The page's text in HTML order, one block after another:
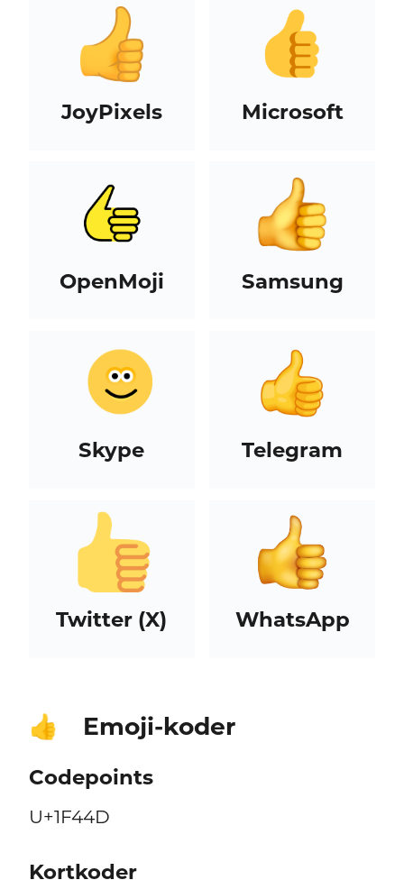
JoyPixels Microsoft
OpenMoji Samsung
Skype Telegram
Twitter (X) WhatsApp
👍 Emoji-koder
Codepoints
U+1F44D
Kortkoder